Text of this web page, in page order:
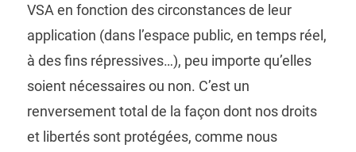
VSA en fonction des circonstances de leur
application (dans l’espace public, en temps réel,
à des fins répressives…), peu importe qu’elles
soient nécessaires ou non. C’est un
renversement total de la façon dont nos droits
et libertés sont protégées, comme nous